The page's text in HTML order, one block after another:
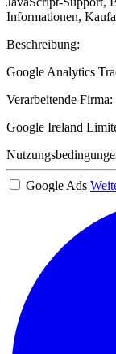
Informationen,
Beschreibung:
Google Analytics
Verarbeitende Firma:
Google Ireland
Google Ads